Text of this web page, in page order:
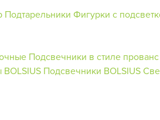
Подтарельники Фигурки с
Подсвечники в стиле прованс
Подсвечники BOLSIUS